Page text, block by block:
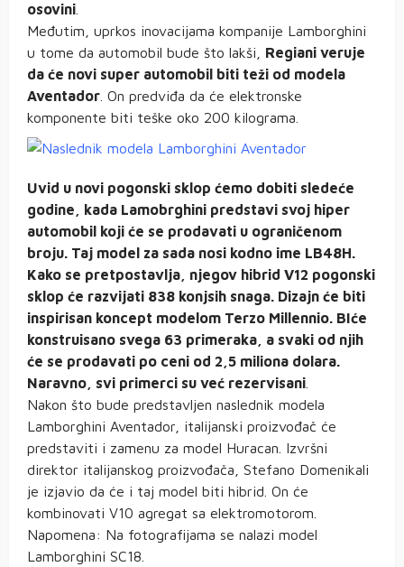
osovini
Međutim, uprkos inovacijama kompanije Lamborghini
u tome da automobil bude što lakši, Regiani veruje
da će novi super automobil biti teži od modela
Aventador . On predviđa da će elektronske
komponente biti teške oko 200 kilograma.
Uvid u novi pogonski sklop ćemo dobiti sledeće
godine, kada Lamobrghini predstavi svoj hiper
automobil koji će se prodavati u ograničenom
broju. Taj model za sada nosi kodno ime LB48H.
Kako se pretpostavlja, njegov hibrid V12 pogonski
sklop će razvijati 838 konjsih snaga. Dizajn će biti
inspirisan koncept modelom Terzo Millennio. BIće
konstruisano svega 63 primeraka, a svaki od njih
će se prodavati po ceni od 2,5 miliona dolara.
Naravno, svi primerci su već rezervisani
Nakon što bude predstavljen naslednik modela
Lamborghini Aventador, italijanski proizvođač će
predstaviti i zamenu za model Huracan. Izvršni
direktor italijanskog proizvođača, Stefano Domenikali
je izjavio da će i taj model biti hibrid. On će
kombinovati V10 agregat sa elektromotorom.
Napomena: Na fotografijama se nalazi model
Lamborghini SC18.